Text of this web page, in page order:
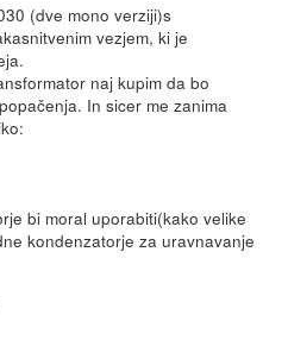
(dve mono verziji)s
vezjem, ki je
naj kupim da bo
In sicer me zanima
bi moral uporabiti(kako velike
kondenzatorje za uravnavanje